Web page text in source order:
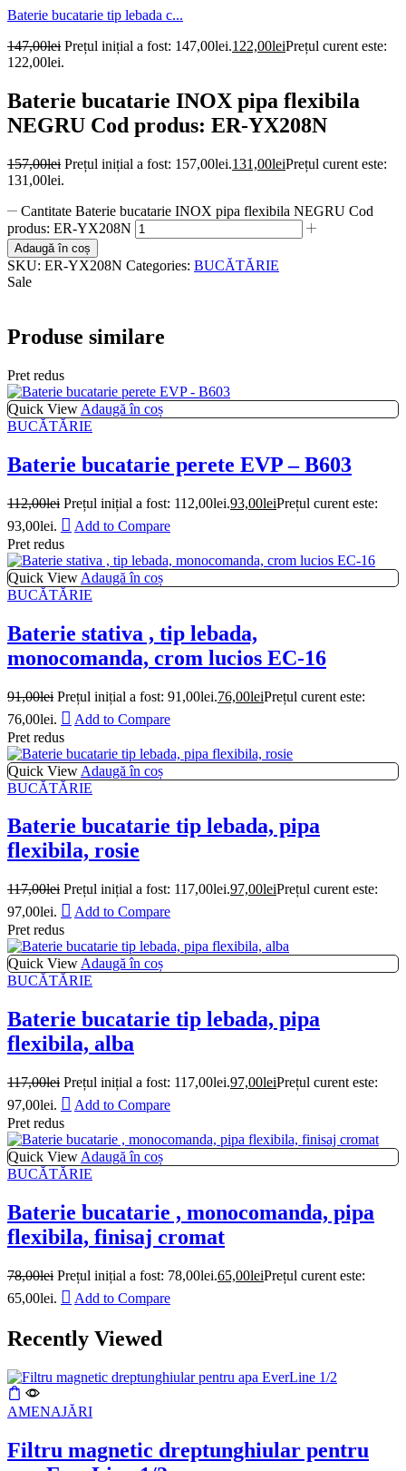
Baterie bucatarie tip lebada c...
147,00lei Prețul inițial a fost: 147,00lei.122,00leiPrețul curent este:
122,00lei.
Baterie bucatarie INOX pipa flexibila
NEGRU Cod produs: ER-YX208N
157,00lei Prețul inițial a fost: 157,00lei.131,00leiPrețul curent este:
131,00lei.
Cantitate Baterie bucatarie INOX pipa flexibila NEGRU Cod
produs: ER-YX208N
Adaugă în coș
SKU: ER-YX208N Categories: BUCĂTĂRIE
Sale
Produse similare
Pret redus
Quick View Adaugă în coș
BUCĂTĂRIE
Baterie bucatarie perete EVP – B603
112,00lei Prețul inițial a fost: 112,00lei.93,00leiPrețul curent este:
93,00lei.
Add to Compare
Pret redus
Quick View Adaugă în coș
BUCĂTĂRIE
Baterie stativa , tip lebada,
monocomanda, crom lucios EC-16
91,00lei Prețul inițial a fost: 91,00lei.76,00leiPrețul curent este:
76,00lei.
Add to Compare
Pret redus
Quick View Adaugă în coș
BUCĂTĂRIE
Baterie bucatarie tip lebada, pipa
flexibila, rosie
117,00lei Prețul inițial a fost: 117,00lei.97,00leiPrețul curent este:
97,00lei.
Add to Compare
Pret redus
Quick View Adaugă în coș
BUCĂTĂRIE
Baterie bucatarie tip lebada, pipa
flexibila, alba
117,00lei Prețul inițial a fost: 117,00lei.97,00leiPrețul curent este:
97,00lei.
Add to Compare
Pret redus
Quick View Adaugă în coș
BUCĂTĂRIE
Baterie bucatarie , monocomanda, pipa
flexibila, finisaj cromat
78,00lei Prețul inițial a fost: 78,00lei.65,00leiPrețul curent este:
65,00lei.
Add to Compare
Recently Viewed
AMENAJĂRI
Filtru magnetic dreptunghiular pentru